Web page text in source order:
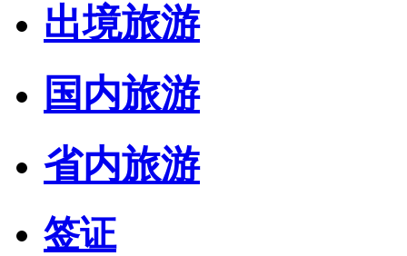
出境旅游
国内旅游
省内旅游
签证